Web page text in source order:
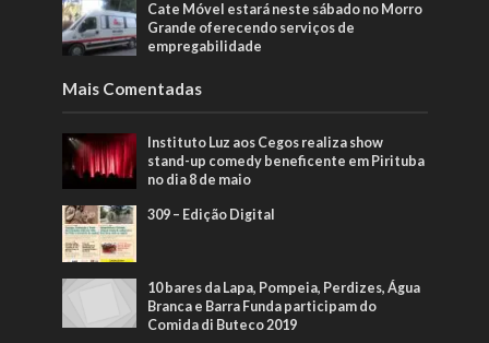
Cate Móvel estará neste sábado no Morro
Grande oferecendo serviços de
empregabilidade
Mais Comentadas
Instituto Luz aos Cegos realiza show
stand-up comedy beneficente em Pirituba
no dia 8 de maio
309 – Edição Digital
10 bares da Lapa, Pompeia, Perdizes, Água
Branca e Barra Funda participam do
Comida di Buteco 2019